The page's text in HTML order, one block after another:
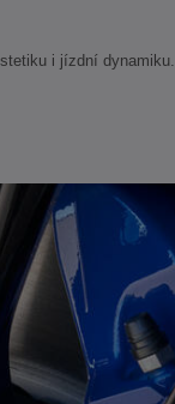
i jízdní dynamiku.